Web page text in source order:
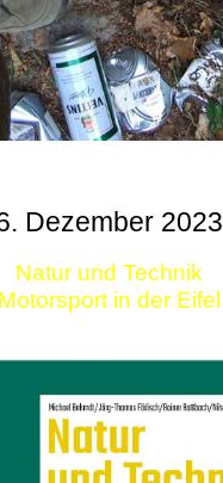
Dezember 2023
Natur und Technik
Motorsport in der Eifel